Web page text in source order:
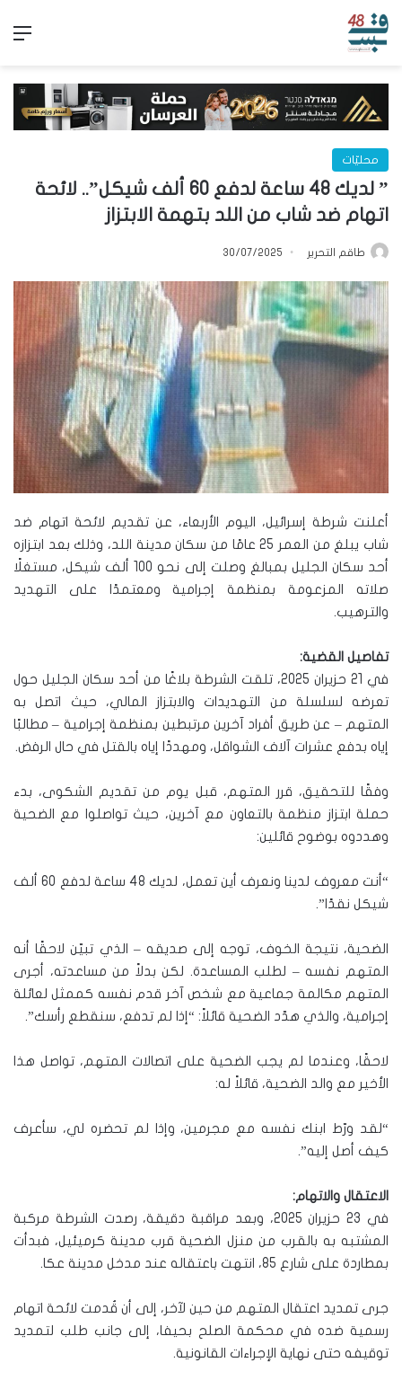
محليّات
” لديك 48 ساعة لدفع 60 ألف شيكل”.. لائحة
اتهام ضد شاب من اللد بتهمة الابتزاز
طاقم التحرير 30/07/2025
أعلنت شرطة إسرائيل، اليوم الأربعاء، عن تقديم لائحة اتهام ضد
شاب يبلغ من العمر 25 عامًا من سكان مدينة اللد، وذلك بعد ابتزازه
أحد سكان الجليل بمبالغ وصلت إلى نحو 100 ألف شيكل، مستغلًا
صلاته المزعومة بمنظمة إجرامية ومعتمدًا على التهديد
والترهيب.
تفاصيل القضية:
في 21 حزيران 2025، تلقت الشرطة بلاغًا من أحد سكان الجليل حول
تعرضه لسلسلة من التهديدات والابتزاز المالي، حيث اتصل به
المتهم – عن طريق أفراد آخرين مرتبطين بمنظمة إجرامية – مطالبًا
إياه بدفع عشرات آلاف الشواقل، ومهددًا إياه بالقتل في حال الرفض.
وفقًا للتحقيق، قرر المتهم، قبل يوم من تقديم الشكوى، بدء
حملة ابتزاز منظمة بالتعاون مع آخرين، حيث تواصلوا مع الضحية
وهددوه بوضوح قائلين:
“أنت معروف لدينا ونعرف أين تعمل، لديك 48 ساعة لدفع 60 ألف
شيكل نقدًا”.
الضحية، نتيجة الخوف، توجه إلى صديقه – الذي تبيّن لاحقًا أنه
المتهم نفسه – لطلب المساعدة. لكن بدلاً من مساعدته، أجرى
المتهم مكالمة جماعية مع شخص آخر قدم نفسه كممثل لعائلة
إجرامية، والذي هدّد الضحية قائلاً: “إذا لم تدفع، سنقطع رأسك”.
لاحقًا، وعندما لم يجب الضحية على اتصالات المتهم، تواصل هذا
الأخير مع والد الضحية، قائلاً له:
“لقد ورّط ابنك نفسه مع مجرمين، وإذا لم تحضره لي، سأعرف
كيف أصل إليه”.
الاعتقال والاتهام:
في 23 حزيران 2025، وبعد مراقبة دقيقة، رصدت الشرطة مركبة
المشتبه به بالقرب من منزل الضحية قرب مدينة كرميئيل، فبدأت
بمطاردة على شارع 85، انتهت باعتقاله عند مدخل مدينة عكا.
جرى تمديد اعتقال المتهم من حين لآخر، إلى أن قُدمت لائحة اتهام
رسمية ضده في محكمة الصلح بحيفا، إلى جانب طلب لتمديد
توقيفه حتى نهاية الإجراءات القانونية.